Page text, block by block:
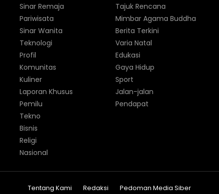
Sinar Remaja
Pariwisata
Sinar Wanita
Tajuk Rencana
Mimbar Agama Buddha
Berita Terkini
Teknologi
Profil
Komunitas
Kuliner
Laporan Khusus
Pemilu
Varia Natal
Edukasi
Gaya Hidup
Sport
Jalan-jalan
Pendapat
Tekno
Bisnis
Religi
Nasional
Tentang Kami Redaksi Pedoman Media Siber